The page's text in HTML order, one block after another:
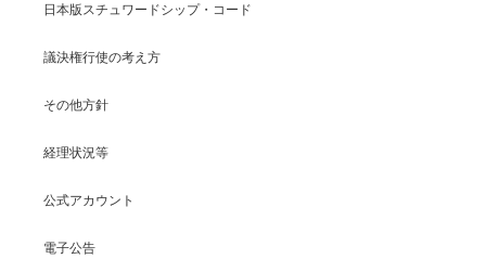
日本版スチュワードシップ・コード
議決権行使の考え方
その他方針
経理状況等
公式アカウント
電子公告